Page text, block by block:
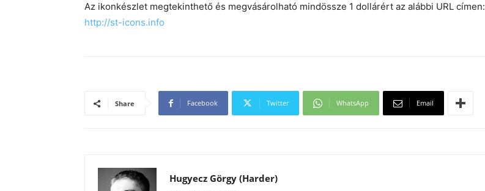
Az ikonkészlet megtekinthető és megvásárolható mindössze 1 dollárért az alábbi URL címen:
http://st-icons.info
Share Facebook Twitter WhatsApp Email
Hugyecz Görgy (Harder)